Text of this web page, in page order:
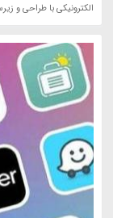
الکترونیکی با طراحی و